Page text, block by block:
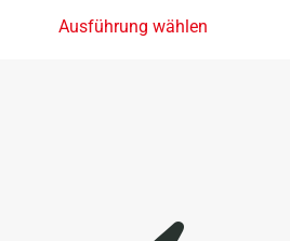
Ausführung wählen